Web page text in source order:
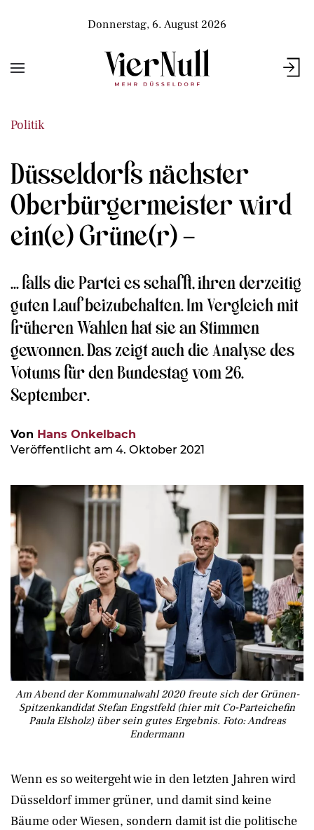
Donnerstag, 6. August 2026
Politik
Düsseldorfs nächster
Oberbürgermeister wird
ein(e) Grüne(r) –
... falls die Partei es schafft, ihren derzeitig
guten Lauf beizubehalten. Im Vergleich mit
früheren Wahlen hat sie an Stimmen
gewonnen. Das zeigt auch die Analyse des
Votums für den Bundestag vom 26.
September.
Von Hans Onkelbach
Veröffentlicht am 4. Oktober 2021
Am Abend der Kommunalwahl 2020 freute sich der Grünen-
Spitzenkandidat Stefan Engstfeld (hier mit Co-Parteichefin
Paula Elsholz) über sein gutes Ergebnis. Foto: Andreas
Endermann
Wenn es so weitergeht wie in den letzten Jahren wird
Düsseldorf immer grüner, und damit sind keine
Bäume oder Wiesen, sondern damit ist die politische